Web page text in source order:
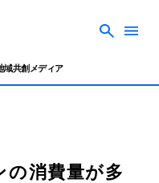
域共創メディア
の消費量が多